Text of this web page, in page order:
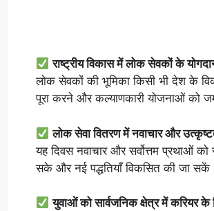
राष्ट्रीय विकास में लोक सेवकों के
लोक सेवकों की भूमिका किसी भी देश के
पूरा करने और कल्याणकारी योजनाओं को
लोक सेवा वितरण में नवाचार और
यह दिवस नवाचार और सर्वोत्तम प्रथाओं
सके और नई पद्धतियाँ विकसित की जा
युवाओं को सार्वजनिक क्षेत्र में करियर के